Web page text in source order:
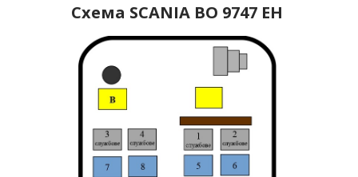
Схема SCANIA ВО 9747 ЕH